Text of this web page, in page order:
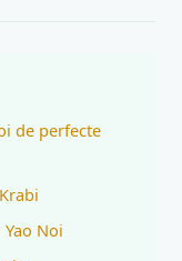
de perfecte
Noi